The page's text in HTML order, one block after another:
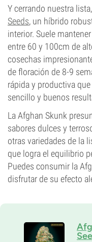
Y cerrando nuestra
Seeds, un híbrido
interior. Suele
entre 60 y 100cm de
cosechas
de floración de 8-9
rápida y productiva
sencillo y buenos
La Afghan Skunk
sabores dulces y
otras variedades de la
que logra el equilibrio
Puedes consumir la
disfrutar de su efecto